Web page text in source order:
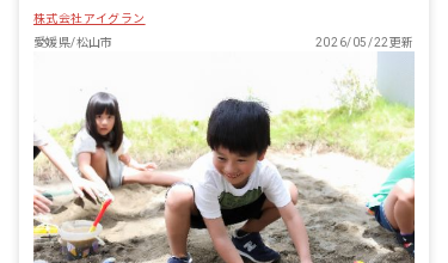
株式会社アイグラン
愛媛県/松山市
2026/05/22更新